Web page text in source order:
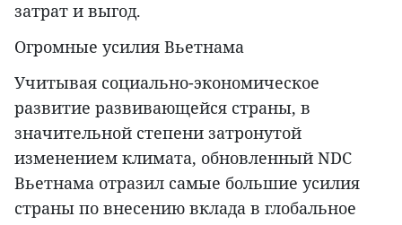
затрат и выгод.
Огромные усилия Вьетнама
Учитывая социально-экономическое
развитие развивающейся страны, в
значительной степени затронутой
изменением климата, обновленный NDC
Вьетнама отразил самые большие усилия
страны по внесению вклада в глобальное